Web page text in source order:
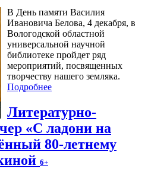
В День памяти Василия
Ивановича Белова, 4 декабря, в
Вологодской областной
универсальной научной
библиотеке пройдет ряд
мероприятий, посвященных
творчеству нашего земляка.
Подробнее
Литературно-
«С ладони на
80-летнему
6+